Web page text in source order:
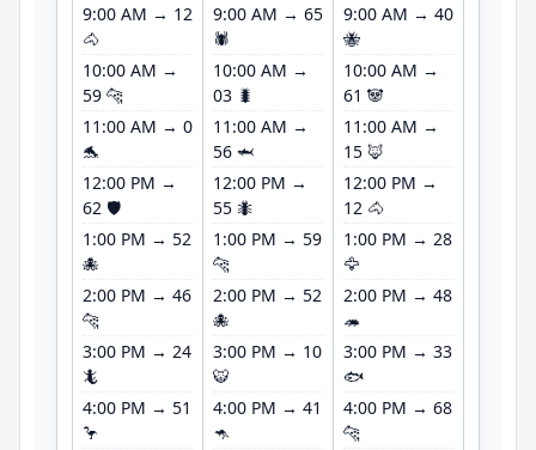
9:00 AM → 12
🐴
10:00 AM →
59 🐆
11:00 AM → 0
🐬
12:00 PM →
62 🛡️
1:00 PM → 52
🐙
2:00 PM → 46
🐆
3:00 PM → 24
🦎
4:00 PM → 51
🦩
9:00 AM → 65
🕷️
10:00 AM →
03 🐛
11:00 AM →
56 🦈
12:00 PM →
55 🐜
1:00 PM → 59
🐆
2:00 PM → 52
🐙
3:00 PM → 10
🐯
4:00 PM → 41
🦘
9:00 AM → 40
🐝
10:00 AM →
61 🐼
11:00 AM →
15 🦊
12:00 PM →
12 🐴
1:00 PM → 28
🦅
2:00 PM → 48
🦔
3:00 PM → 33
🐟
4:00 PM → 68
🐆